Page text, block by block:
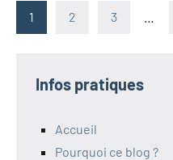
Pagination
publications
1 2 3
Infos pratiques
Accueil
Pourquoi ce blog ?